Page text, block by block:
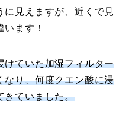
に見えますが、近くで見
ます！
けていた加湿フィルター
なり、何度クエン酸に浸
きていました。